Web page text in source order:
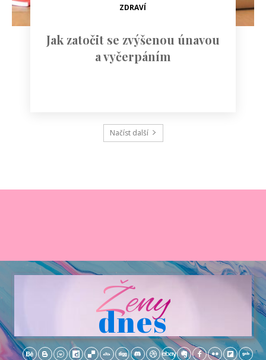
ZDRAVÍ
Jak zatočit se zvýšenou únavou
a vyčerpáním
Načíst další
Ženy
dnes